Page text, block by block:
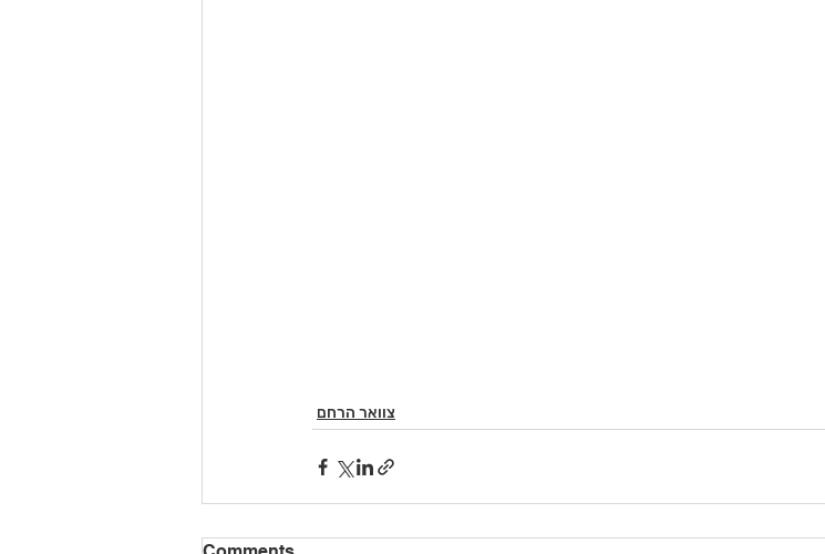
צוואר הרחם